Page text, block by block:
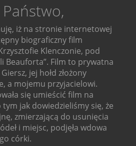
iż na stronie internetowej
biograficzny film
Klenczonie, pod
Beauforta”. Film to prywatna
jej hołd złożony
a mojemu przyjacielowi.
się umieścić film na
jak dowiedzieliśmy się, że
zmierzającą do usunięcia
i miejsc, podjęła wdowa
córki.